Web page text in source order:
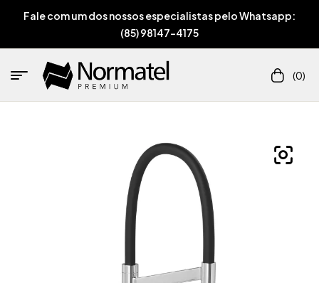
Fale com um dos nossos especialistas pelo Whatsapp:
(85) 98147-4175
(0)